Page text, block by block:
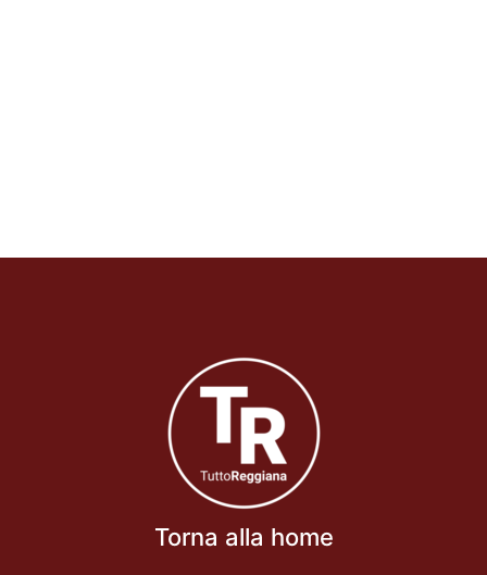
Torna alla home